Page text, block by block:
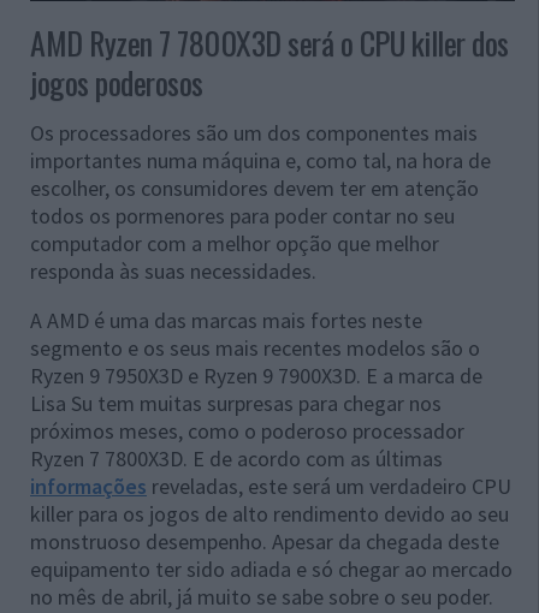
AMD Ryzen 7 7800X3D será o CPU killer dos
jogos poderosos
Os processadores são um dos componentes mais
importantes numa máquina e, como tal, na hora de
escolher, os consumidores devem ter em atenção
todos os pormenores para poder contar no seu
computador com a melhor opção que melhor
responda às suas necessidades.
A AMD é uma das marcas mais fortes neste
segmento e os seus mais recentes modelos são o
Ryzen 9 7950X3D e Ryzen 9 7900X3D. E a marca de
Lisa Su tem muitas surpresas para chegar nos
próximos meses, como o poderoso processador
Ryzen 7 7800X3D. E de acordo com as últimas
informações reveladas, este será um verdadeiro CPU
killer para os jogos de alto rendimento devido ao seu
monstruoso desempenho. Apesar da chegada deste
equipamento ter sido adiada e só chegar ao mercado
no mês de abril, já muito se sabe sobre o seu poder.